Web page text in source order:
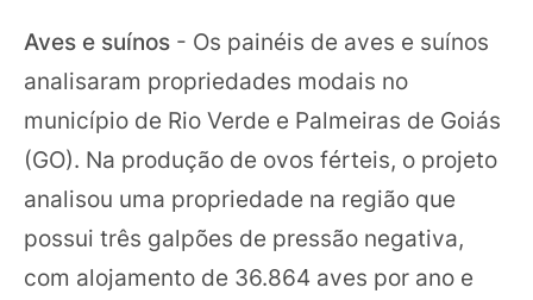
Aves e suínos - Os painéis de aves e suínos
analisaram propriedades modais no
município de Rio Verde e Palmeiras de Goiás
(GO). Na produção de ovos férteis, o projeto
analisou uma propriedade na região que
possui três galpões de pressão negativa,
com alojamento de 36.864 aves por ano e